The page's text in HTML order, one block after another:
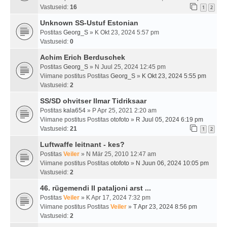
Vastuseid: 16 1 2
Unknown SS-Ustuf Estonian
Postitas Georg_S » K Okt 23, 2024 5:57 pm
Vastuseid: 0
Achim Erich Berduschek
Postitas Georg_S » N Juul 25, 2024 12:45 pm
Viimane postitus Postitas Georg_S » K Okt 23, 2024 5:55 pm
Vastuseid: 2
SS/SD ohvitser Ilmar Tidriksaar
Postitas kala654 » P Apr 25, 2021 2:20 am
Viimane postitus Postitas otofoto » R Juul 05, 2024 6:19 pm
Vastuseid: 21 1 2
Luftwaffe leitnant - kes?
Postitas Veiler » N Mär 25, 2010 12:47 am
Viimane postitus Postitas otofoto » N Juun 06, 2024 10:05 pm
Vastuseid: 2
46. rügemendi II pataljoni arst ...
Postitas Veiler » K Apr 17, 2024 7:32 pm
Viimane postitus Postitas Veiler » T Apr 23, 2024 8:56 pm
Vastuseid: 2